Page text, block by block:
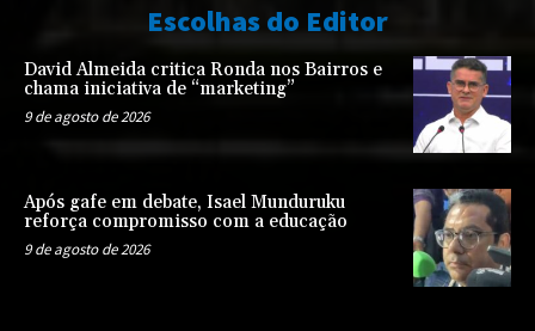
Escolhas do Editor
David Almeida critica Ronda nos Bairros e
chama iniciativa de “marketing”
9 de agosto de 2026
Após gafe em debate, Isael Munduruku
reforça compromisso com a educação
9 de agosto de 2026